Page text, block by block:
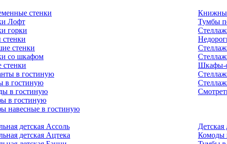
стенки
Лофт
горки
стенки
со шкафом
стенки
в гостиную
в гостиную
в гостиную
в гостиную
навесные в гостиную
Тумбы
Шкафы-
детская Ассоль
детская Ацтека
Детская
Комоды